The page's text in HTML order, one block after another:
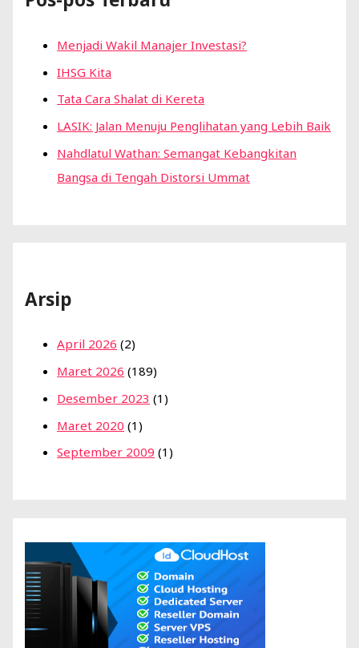
Menjadi Wakil Manajer Investasi?
IHSG Kita
Tata Cara Shalat di Kereta
LASIK: Jalan Menuju Penglihatan yang Lebih Baik
Nahdlatul Wathan: Semangat Kebangkitan
Bangsa di Tengah Distorsi Ummat
Arsip
April 2026 (2)
Maret 2026 (189)
Desember 2023 (1)
Maret 2020 (1)
September 2009 (1)